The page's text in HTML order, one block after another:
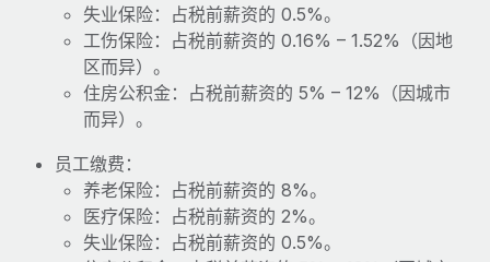
失业保险：占税前薪资的 0.5%。
工伤保险：占税前薪资的 0.16% – 1.52%（因地
区而异）。
住房公积金：占税前薪资的 5% – 12%（因城市
而异）。
员工缴费：
养老保险：占税前薪资的 8%。
医疗保险：占税前薪资的 2%。
失业保险：占税前薪资的 0.5%。